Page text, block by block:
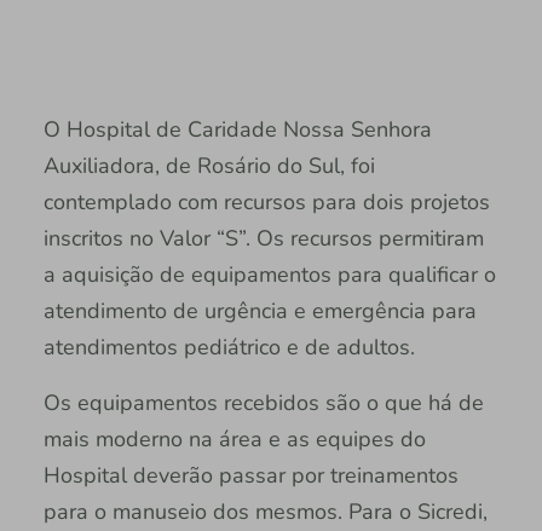
O Hospital de Caridade Nossa Senhora
Auxiliadora, de Rosário do Sul, foi
contemplado com recursos para dois projetos
inscritos no Valor “S”. Os recursos permitiram
a aquisição de equipamentos para qualificar o
atendimento de urgência e emergência para
atendimentos pediátrico e de adultos.
Os equipamentos recebidos são o que há de
mais moderno na área e as equipes do
Hospital deverão passar por treinamentos
para o manuseio dos mesmos. Para o Sicredi,